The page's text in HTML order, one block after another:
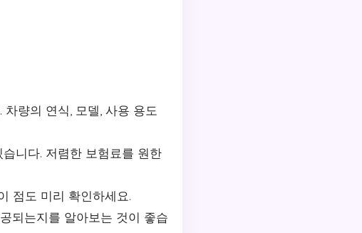
량의 연식, 모델, 사용 용도
니다. 저렴한 보험료를 원한
점도 미리 확인하세요.
되는지를 알아보는 것이 좋습